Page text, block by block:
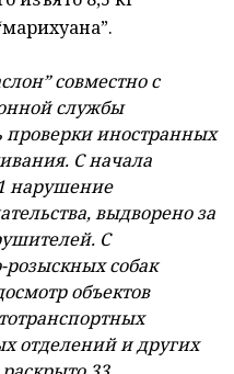
совместно с
службы
иностранных
С начала
нарушение
выдворено за
С
собак
объектов
отделений и других